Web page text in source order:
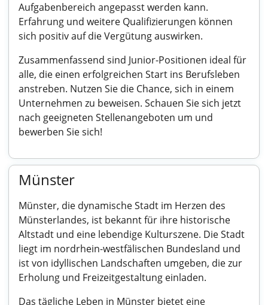
Aufgabenbereich angepasst werden kann.
Erfahrung und weitere Qualifizierungen können
sich positiv auf die Vergütung auswirken.
Zusammenfassend sind Junior-Positionen ideal für
alle, die einen erfolgreichen Start ins Berufsleben
anstreben. Nutzen Sie die Chance, sich in einem
Unternehmen zu beweisen. Schauen Sie sich jetzt
nach geeigneten Stellenangeboten um und
bewerben Sie sich!
Münster
Münster, die dynamische Stadt im Herzen des
Münsterlandes, ist bekannt für ihre historische
Altstadt und eine lebendige Kulturszene. Die Stadt
liegt im nordrhein-westfälischen Bundesland und
ist von idyllischen Landschaften umgeben, die zur
Erholung und Freizeitgestaltung einladen.
Das tägliche Leben in Münster bietet eine